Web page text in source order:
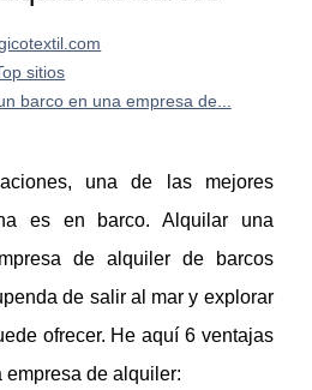
sitios
barco en una empresa de...
una de las mejores
es en barco. Alquilar una
de alquiler de barcos
de salir al mar y explorar
ofrecer. He aquí 6 ventajas
empresa de alquiler: